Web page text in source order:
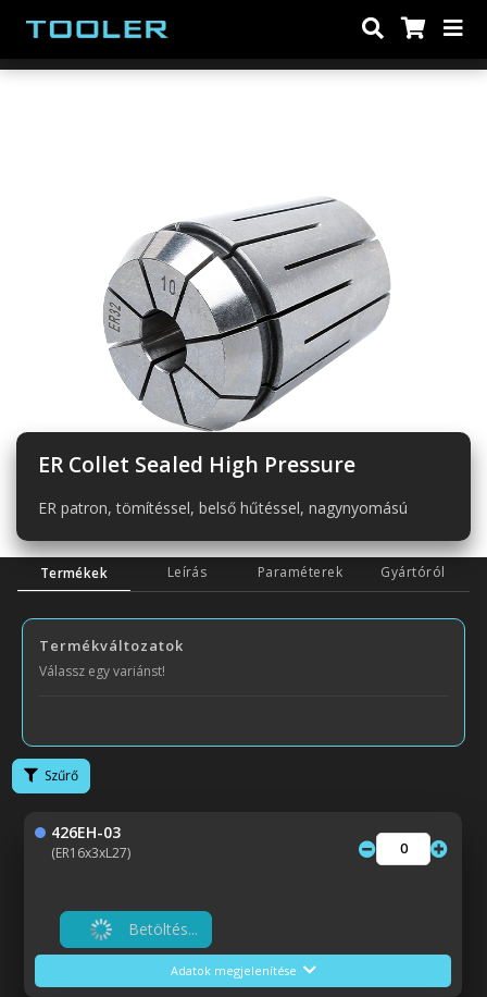
ER Collet Sealed High Pressure
ER patron, tömítéssel, belső hűtéssel, nagynyomású
Termékek Leírás Paraméterek Gyártóról
Termékváltozatok
Válassz egy variánst!
Szűrő
426EH-03
(ER16x3xL27)
Betöltés...
Adatok megjelenítése